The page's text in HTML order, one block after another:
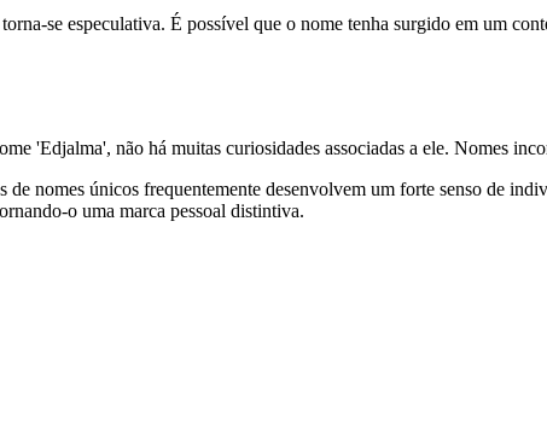
se especulativa. É possível que o nome tenha surgido em um
'Edjalma', não há muitas curiosidades associadas a ele. Nomes
nomes únicos frequentemente desenvolvem um forte senso de
o uma marca pessoal distintiva.